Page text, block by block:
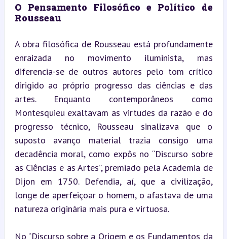
O Pensamento Filosófico e Político de
Rousseau
A obra filosófica de Rousseau está profundamente
enraizada no movimento iluminista, mas
diferencia-se de outros autores pelo tom crítico
dirigido ao próprio progresso das ciências e das
artes. Enquanto contemporâneos como
Montesquieu exaltavam as virtudes da razão e do
progresso técnico, Rousseau sinalizava que o
suposto avanço material trazia consigo uma
decadência moral, como expôs no “Discurso sobre
as Ciências e as Artes”, premiado pela Academia de
Dijon em 1750. Defendia, aí, que a civilização,
longe de aperfeiçoar o homem, o afastava de uma
natureza originária mais pura e virtuosa.
No “Discurso sobre a Origem e os Fundamentos da